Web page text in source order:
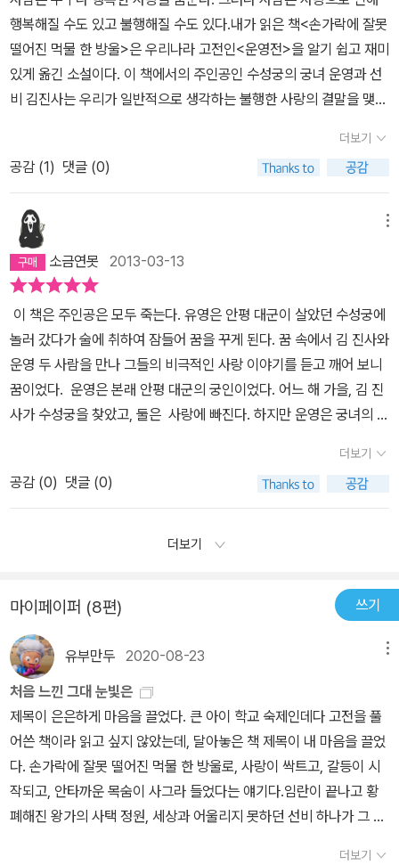
행복해질 수도 있고 불행해질 수도 있다.내가 읽은 책<손가락에 잘못
떨어진 먹물 한 방울>은 우리나라 고전인<운영전>을 알기 쉽고 재미
있게 옮긴 소설이다. 이 책에서의 주인공인 수성궁의 궁녀 운영과 선
비 김진사는 우리가 일반적으로 생각하는 불행한 사랑의 결말을 맺고
로미오와 줄리엣이라고도 불릴 정도로 애절하고 가슴 아픈데, 이는
여타 행복한 결말을 추구하는 우리나라의 다른 고전과 대조되는 부분
이라 할 수 있겠다. 책속의 인물은 크게 네 명이 나타나는데 먼저 당시
의 엄격한 규율 속에 이룰 수 없는 사랑을 속삭이며 가슴아파하는 운
영과 김진사가 있고, 그 둘의 사랑을 의심하고 결국 운영을 몰아붙여
죽음에 이르게 하는 안평대군이 있다. 그리고 이 소설의 감초와 같은
역할을맡은 특이라고 하는 김진사의 노비가 있는데, 그는 운영과 김
진사의 둘의 사랑을 알고 그 가운데서 김진사를 꾀하여 각종 이득을
취하는 탐욕적인 인물로 그려지고 있다. 안평대군 댁에서 시를 한수
짓다가 옆에서 시중을 들던 운영의 손가락에 잘못 떨어진 먹물 한 방
울로 시작된 그들의 사랑은 노을의 빛과 같이 주홍빛을 깊게 뛰며 활
활 타오른다. 하지만,결국 짧은 사랑을 끝으로 노을이 곧 어두운 밤이
되듯 사랑의 결실을 맺지 못 하고 운영의 자살과 연이은 김진사의 죽
음으로 비극적인 결말을 맺게 된다.많은 사람들이 <운영전>을 비극
접했을 때에는 그렇게 생각했다. 하지만 소설을 여러 차례 읽어보면
행하다고 평가하는 것과 같이 운영과 김진사 또한 자신들의 사랑을
불행하다고 생각할까하는 점이다. 비록 운영과 김진사의 죽음이라는
결말로 그들은 사랑을 이루지 못 하기는 하나, 그들이 안평대군 몰래
서로의 사랑을 속삭이고 또 그 속에서 서로의 감정을 확인하고 행복
해하는 모습들을 보면서 문득 그들은 사랑을 하는 동안에 너무나 행
복하지 않았을까하는 생각을 하게 되었다. 지금 현대의 사회가 결과
중심의 사회이다 보니 그런 사회를 살아가고 있는 우리는 <운영전>
속에 감춰진 진정한 사랑의 의미를 발견하지 못 했던 것일지도 모른
다. 엄격한 규율 속에서 운영과 김진사는 자신들의 사랑이 결국에는
이루어지지 못 할 것을 알고 있었을지도 모른다. 아니 확실히 알고 있
었다. 책의 내용에서 보면 그들이 짧은 만남 후에 이별의 시간이 다가
더보기
공감 (1) 댓글 (0)
소금연못 2013-03-13
이 책은 주인공은 모두 죽는다. 유영은 안평 대군이 살았던 수성궁에
놀러 갔다가 술에 취하여 잠들어 꿈을 꾸게 된다. 꿈 속에서 김 진사와
운영 두 사람을 만나 그들의 비극적인 사랑 이야기를 듣고 깨어 보니
꿈이었다. 운영은 본래 안평 대군의 궁인이었다. 어느 해 가을, 김 진
사가 수성궁을 찾았고, 둘은 사랑에 빠진다. 하지만 운영은 궁녀의 신
아남을 수 없는 위험한 일이었다. 하지만 둘은 이런 위험을 무릎쓰고
무녀의 도움을 받아 편지를 전하기도 하고, 대궐의 담을 넘어 서로 만
나는가 하면 함께 도망칠 계획을 세우기도 한다. 그러다 결국 발각되
어 운영은 스스로 목을 매어 목숨을 끊고 슬픔을 이기지 못한 김 진사
보여주는 책이고 궁녀들이 불쌍하다. 요즘 소녀들이라면 답답해서
궁에서 탈출할 것이다. 그리고 이 책의 끝부분은 비극적이 었고 보통
조선시대 책들은 해피 엔딩인데 이 책은 새드 엔딩이라 특이하다.
더보기
공감 (0) 댓글 (0)
더보기
마이페이퍼 (8편) 쓰기
유부만두 2020-08-23
처음 느낀 그대 눈빛은
제목이 은은하게 마음을 끌었다. 큰 아이 학교 숙제인데다 고전을 풀
어쓴 책이라 읽고 싶지 않았는데, 달아놓은 책 제목이 내 마음을 끌었
다. 손가락에 잘못 떨어진 먹물 한 방울로, 사랑이 싹트고, 갈등이 시
작되고, 안타까운 목숨이 사그라 들었다는 얘기다.임란이 끝나고 황
폐해진 왕가의 사택 정원, 세상과 어울리지 못하던 선비 하나가 그 버
더보기